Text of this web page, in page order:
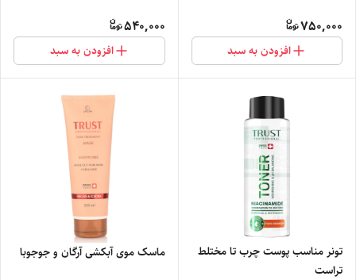
750,000
افزودن به سبد
540,000
افزودن به سبد
تونر مناسب پوست چرب تا مختلط
تراست
ماسک موی آبکشی آرگان و جوجوبا